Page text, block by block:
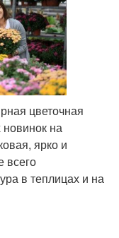
цветочная
на
ярко и
всего
в теплицах и на